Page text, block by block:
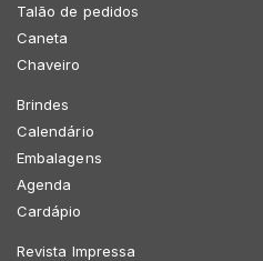
Talão de pedidos
Caneta
Chaveiro
Brindes
Calendário
Embalagens
Agenda
Cardápio
Revista Impressa